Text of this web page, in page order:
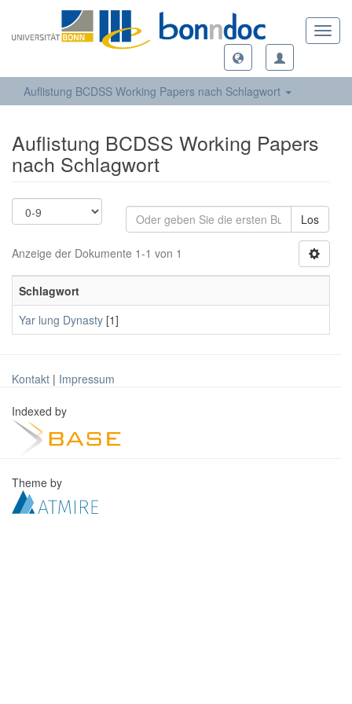
Auflistung BCDSS Working Papers nach Schlagwort
Auflistung BCDSS Working Papers
nach Schlagwort
Los
Anzeige der Dokumente 1-1 von 1
Schlagwort
Yar lung Dynasty [1]
Kontakt | Impressum
Indexed by
Theme by